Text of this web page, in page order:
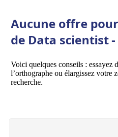
Aucune offre
de Data scientist -
Voici quelques conseils : essayez
l’orthographe ou élargissez votre
recherche.